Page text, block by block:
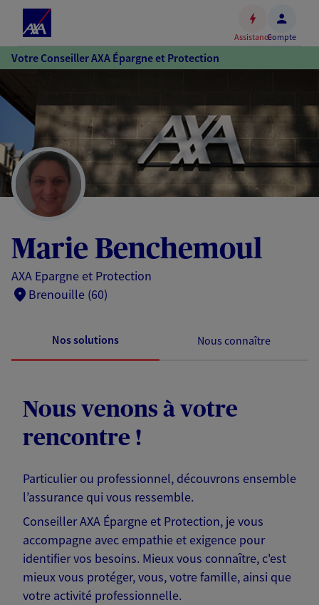
Accéder
au
Accéder
au
pied
de
page
AssistanceCompte
Votre Conseiller AXA Épargne et Protection
Marie Benchemoul
AXA Epargne et Protection
Brenouille (60)
Nos solutions Nous connaître
Nous venons à votre
rencontre !
Particulier ou professionnel, découvrons ensemble
l’assurance qui vous ressemble.
Conseiller AXA Épargne et Protection, je vous
accompagne avec empathie et exigence pour
identifier vos besoins. Mieux vous connaître, c'est
mieux vous protéger, vous, votre famille, ainsi que
votre activité professionnelle.